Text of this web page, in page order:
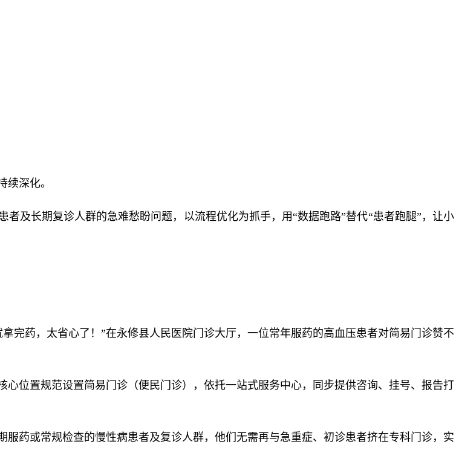
深化。
及长期复诊人群的急难愁盼问题，以流程优化为抓手，用“数据跑路”替代“患者跑腿”，让小
完药，太省心了！”在永修县人民医院门诊大厅，一位常年服药的高血压患者对简易门诊赞不
位置规范设置简易门诊（便民门诊），依托一站式服务中心，同步提供咨询、挂号、报告打
药或常规检查的慢性病患者及复诊人群，他们无需再与急重症、初诊患者挤在专科门诊，实